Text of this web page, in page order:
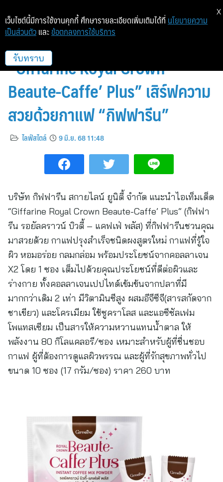
กิฟฟารีน แนะนำไอเท็มเด็ด
“Giffarine Royal Crown
Beaute-Caffe’ Plus” เสิร์ฟความ
สวยด้วยกาแฟ “กิฟฟารีน”
ไลฟ์สไตล์ 9 มิ.ย. 68 11:48
บริษัท กิฟฟารีน สกายไลน์ ยูนิตี้ จำกัด แนะนำไอเท็มเด็ด
“Giffarine Royal Crown Beaute-Caffe’ Plus” (กิฟฟา
รีน รอยัลคราวน์ บิวตี้ – แคฟเฟ่ พลัส) ที่กิฟฟารีนชวนคุณ
มาสวยด้วย กาแฟปรุงสำเร็จชนิดผงสูตรใหม่ กาแฟที่รู้ใจ
ผิว หอมอร่อย กลมกล่อม พร้อมประโยชน์จากคอลลาเจน
X2 โดย 1 ซอง เต็มไปด้วยคุณประโยชน์ที่ดีต่อผิวและ
ร่างกาย ทั้งคอลลาเจนเปปไทด์เข้มข้นจากปลาที่มี
มากกว่าเดิม 2 เท่า มีวิตามินซีสูง ผสมอีจีซีจี(สารสกัดจาก
ชาเขียว) และโครเมียม ใช้ซูคราโลส และแอซีซัลเฟม
โพแทสเซียม เป็นสารให้ความหวานแทนน้ำตาล ให้
พลังงาน 80 กิโลแคลอรี/ซอง เหมาะสำหรับผู้ที่ชื่นชอบ
กาแฟ ผู้ที่ต้องการดูแลผิวพรรณ และผู้ที่รักสุขภาพทั่วไป
ขนาด 10 ซอง (17 กรัม/ซอง) ราคา 260 บาท
เว็บไซต์นี้มีการใช้งานคุกกี้ ศึกษารายละเอียดเพิ่มเติมได้ที่ นโยบายความ
เป็นส่วนตัว และ ข้อตกลงการใช้บริการ
รับทราบ
X